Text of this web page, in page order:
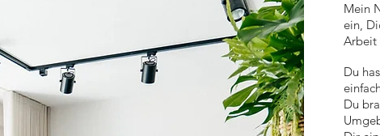
Mein
ein,
Arbeit
Du
Du